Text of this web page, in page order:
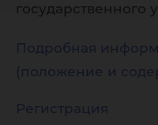
государственного
Подробная
(положение и
Регистрация